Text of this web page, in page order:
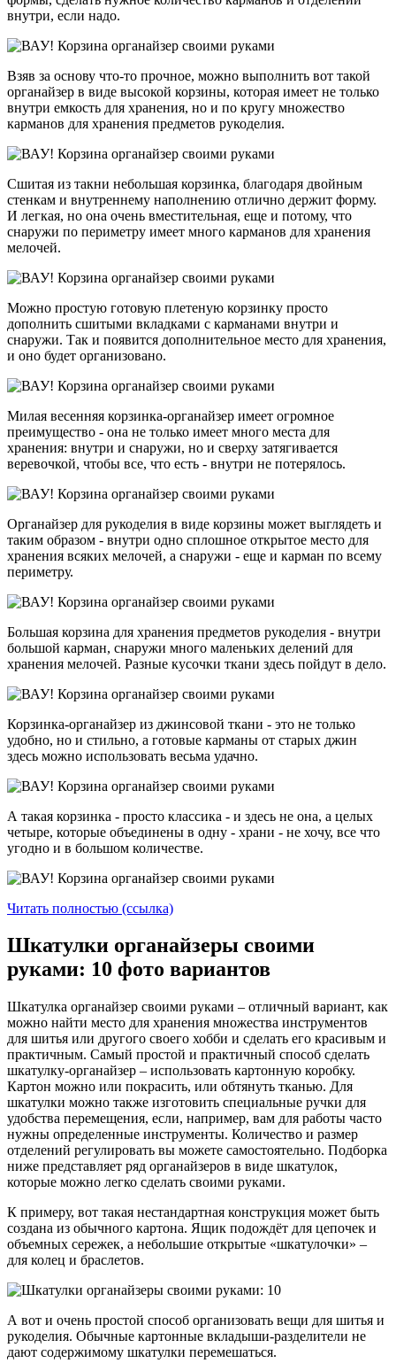
внутри, если надо.
Взяв за основу что-то прочное, можно выполнить вот такой
органайзер в виде высокой корзины, которая имеет не только
внутри емкость для хранения, но и по кругу множество
карманов для хранения предметов рукоделия.
Сшитая из такни небольшая корзинка, благодаря двойным
стенкам и внутреннему наполнению отлично держит форму.
И легкая, но она очень вместительная, еще и потому, что
снаружи по периметру имеет много карманов для хранения
мелочей.
Можно простую готовую плетеную корзинку просто
дополнить сшитыми вкладками с карманами внутри и
снаружи. Так и появится дополнительное место для хранения,
и оно будет организовано.
Милая весенняя корзинка-органайзер имеет огромное
преимущество - она не только имеет много места для
хранения: внутри и снаружи, но и сверху затягивается
веревочкой, чтобы все, что есть - внутри не потерялось.
Органайзер для рукоделия в виде корзины может выглядеть и
таким образом - внутри одно сплошное открытое место для
хранения всяких мелочей, а снаружи - еще и карман по всему
периметру.
Большая корзина для хранения предметов рукоделия - внутри
большой карман, снаружи много маленьких делений для
хранения мелочей. Разные кусочки ткани здесь пойдут в дело.
Корзинка-органайзер из джинсовой ткани - это не только
удобно, но и стильно, а готовые карманы от старых джин
здесь можно использовать весьма удачно.
А такая корзинка - просто классика - и здесь не она, а целых
четыре, которые объединены в одну - храни - не хочу, все что
угодно и в большом количестве.
Читать полностью (ссылка)
Шкатулки органайзеры своими
руками: 10 фото вариантов
Шкатулка органайзер своими руками – отличный вариант, как
можно найти место для хранения множества инструментов
для шитья или другого своего хобби и сделать его красивым и
практичным. Самый простой и практичный способ сделать
шкатулку-органайзер – использовать картонную коробку.
Картон можно или покрасить, или обтянуть тканью. Для
шкатулки можно также изготовить специальные ручки для
удобства перемещения, если, например, вам для работы часто
нужны определенные инструменты. Количество и размер
отделений регулировать вы можете самостоятельно. Подборка
ниже представляет ряд органайзеров в виде шкатулок,
которые можно легко сделать своими руками.
К примеру, вот такая нестандартная конструкция может быть
создана из обычного картона. Ящик подождёт для цепочек и
объемных сережек, а небольшие открытые «шкатулочки» –
для колец и браслетов.
А вот и очень простой способ организовать вещи для шитья и
рукоделия. Обычные картонные вкладыши-разделители не
дают содержимому шкатулки перемешаться.